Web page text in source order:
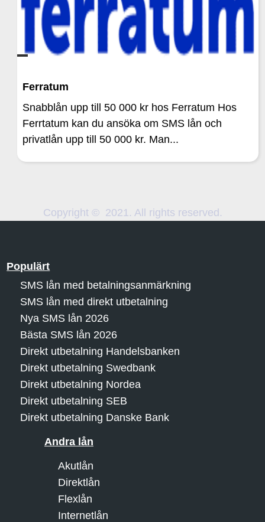
Ferratum
Snabblån upp till 50 000 kr hos Ferratum Hos
Ferrtatum kan du ansöka om SMS lån och
privatlån upp till 50 000 kr. Man...
Copyright © 2021. All rights reserved.
Populärt
SMS lån med betalningsanmärkning
SMS lån med direkt utbetalning
Nya SMS lån 2026
Bästa SMS lån 2026
Direkt utbetalning Handelsbanken
Direkt utbetalning Swedbank
Direkt utbetalning Nordea
Direkt utbetalning SEB
Direkt utbetalning Danske Bank
Andra lån
Akutlån
Direktlån
Flexlån
Internetlån